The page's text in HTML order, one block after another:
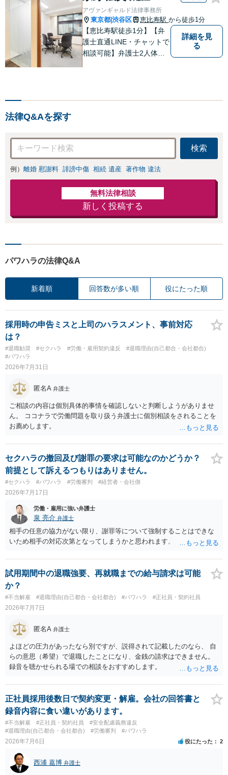
ートも【完全個
室】【子連れ相談
可】【本通駅5分】
生・各種ガイドラ
インに基づく債務
整理手続等の流れ
をご説明し、より
良い解決を目指し
ます。
アヴァンギャルド法律事務所
東京都 渋谷区 恵比寿駅 から徒歩1分
【恵比寿駅徒歩1分】【弁
護士直通LINE・チャットで
相談可能】弁護士2人体制
詳細を見
る
法律Q&Aを探す
検索
例） 離婚 慰謝料 誹謗中傷 相続 遺産 著作物 違法
無料法律相談
新しく投稿する
パワハラの法律Q&A
新着順 回答数が多い順 役にたった順
採用時の申告ミスと上司のハラスメント、事前対応
は？
#退職勧奨 #セクハラ #労働・雇用契約違反
#退職理由(自己都合・会社都合)
#パワハラ
2026年7月31日
匿名A 弁護士
ご相談の内容は個別具体的事情を確認しないと判断しようがありませ
ん。 ココナラで労働問題を取り扱う弁護士に個別相談をされることを
お薦めします。
セクハラの撤回及び謝罪の要求は可能なのかどうか？
前提として訴えるつもりはありません。
#セクハラ #パワハラ #労働審判 #経営者・会社側
2026年7月17日
労働・雇用に強い弁護士
泉 亮介 弁護士
相手の任意の協力がない限り、謝罪等について強制することはできな
いため相手の対応次第となってしまうかと思われます。
試用期間中の退職強要、再就職までの給与請求は可能
か？
#不当解雇 #退職理由(自己都合・会社都合) #パワハラ #正社員・契約社員
2026年7月7日
匿名A 弁護士
よほどの圧力があったなら別ですが、説得されて記載したのなら、 自
らの意思（希望）で退職したことになり、金銭の請求はできません。
録音を聴かせられる場での相談をおすすめします。
正社員採用後数日で契約変更・解雇。会社の回答書と
録音内容に食い違いがあります。
#不当解雇 #正社員・契約社員
#安全配慮義務違反
#退職理由(自己都合・会社都合)
#労働審判 #パワハラ
2026年7月6日 役にたった 2
西浦 嘉博 弁護士